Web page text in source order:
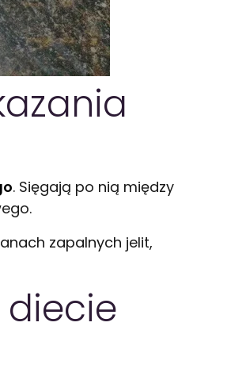
. Sięgają po nią między
zapalnych jelit,